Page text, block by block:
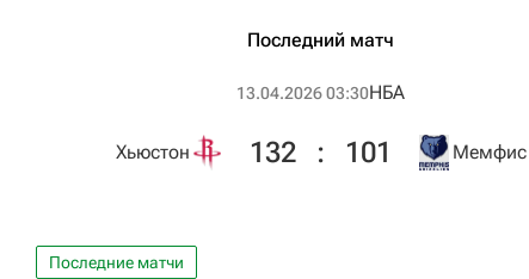
Последний матч
13.04.2026 03:30НБА
Хьюстон 132 : 101 Мемфис
Последние матчи